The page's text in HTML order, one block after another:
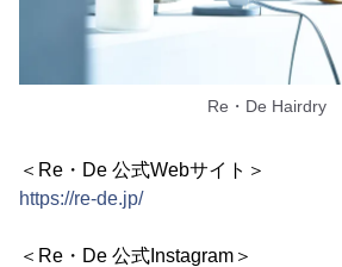
Re・De Hairdry
＜Re・De 公式Webサイト＞
https://re-de.jp/
＜Re・De 公式Instagram＞